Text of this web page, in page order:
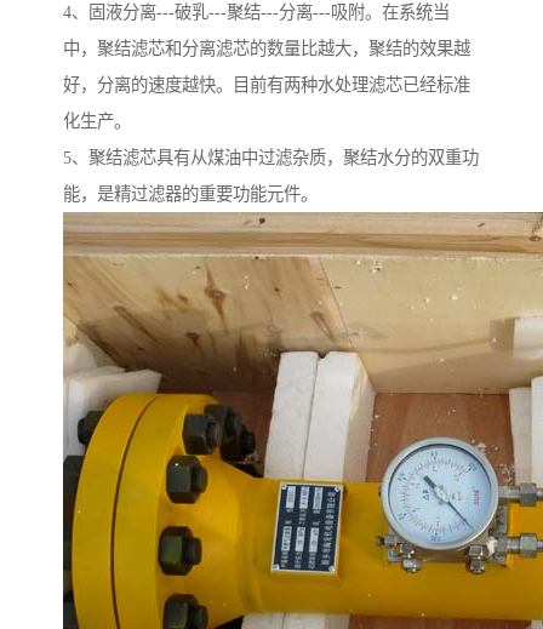
4、固液分离---破乳---聚结---分离---吸附。在系统当
中，聚结滤芯和分离滤芯的数量比越大，聚结的效果越
好，分离的速度越快。目前有两种水处理滤芯已经标准
化生产。
5、聚结滤芯具有从煤油中过滤杂质，聚结水分的双重功
能，是精过滤器的重要功能元件。